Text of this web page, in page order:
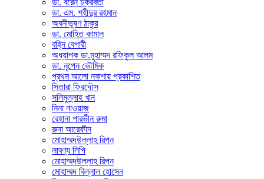
ডা. বরেন চক্রবর্তী
ডা. এম. শহীদুর রহমান
অবনীভূষণ ঠাকুর
ডা. মোহিত কামাল
বহ্নি বেপারী
অধ্যাপক ডা.মুহাম্মদ রফিকুল আলম
ডা. নৃপেন ভৌমিক
প্রথম আলো নকশায় প্রকাশিত
সিতারা ফিরদৌস
সলিমুল্লাহ খান
নিনা নাওয়াজ
রেহানা পারভীন রুমা
রুনা আরেফীন
মোহাম্মদউল্লাহ রিপন
লাবণ্য লিপি
মোহাম্মদউল্লাহ রিপন
মোহাম্মদ বিল্লাল হোসেন